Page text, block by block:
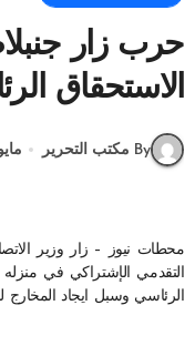
حرب زار
الاستحقاق
By مكتب التحرير مايو 1,
محطات نيوز – زار وزير الاتصالات بطرس حرب بعد ظهر اليوم رئيس الحزب
التقدمي الإشتراكي في
الرئاسي وسبل ايجاد المخارج